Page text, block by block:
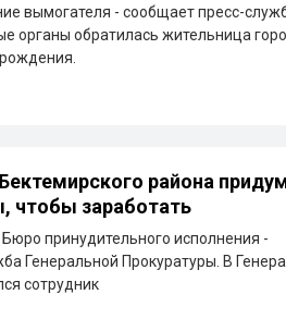
вымогателя - сообщает пресс-
органы обратилась жительница
района
чтобы заработать
принудительного исполнения -
Генеральной Прокуратуры. В
сотрудник